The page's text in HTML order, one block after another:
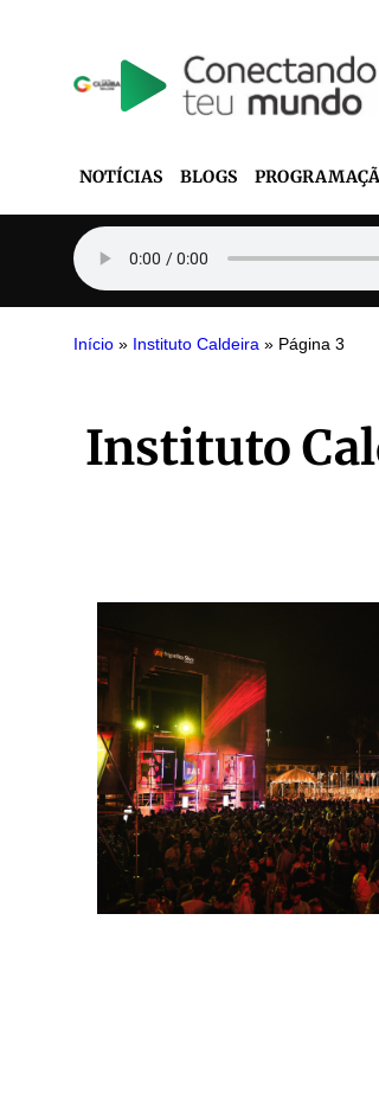
NOTÍCIAS BLOGS
Início » Instituto Caldeira » Página 3
Instituto